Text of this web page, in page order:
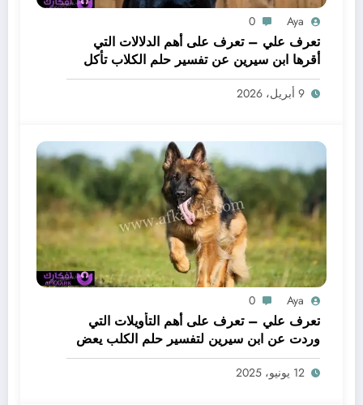
Aya
0
تعرف علي – تعرف على أهم الدلالات التي
أقرها ابن سيرين عن تفسير حلم الكلاب تأكل
لحم – بالتفصيل
9 أبريل، 2026
Aya
0
تعرف علي – تعرف على أهم التأويلات التي
وردت عن ابن سيرين لتفسير حلم الكلب يعض
يدي – بالتفصيل
12 يونيو، 2025